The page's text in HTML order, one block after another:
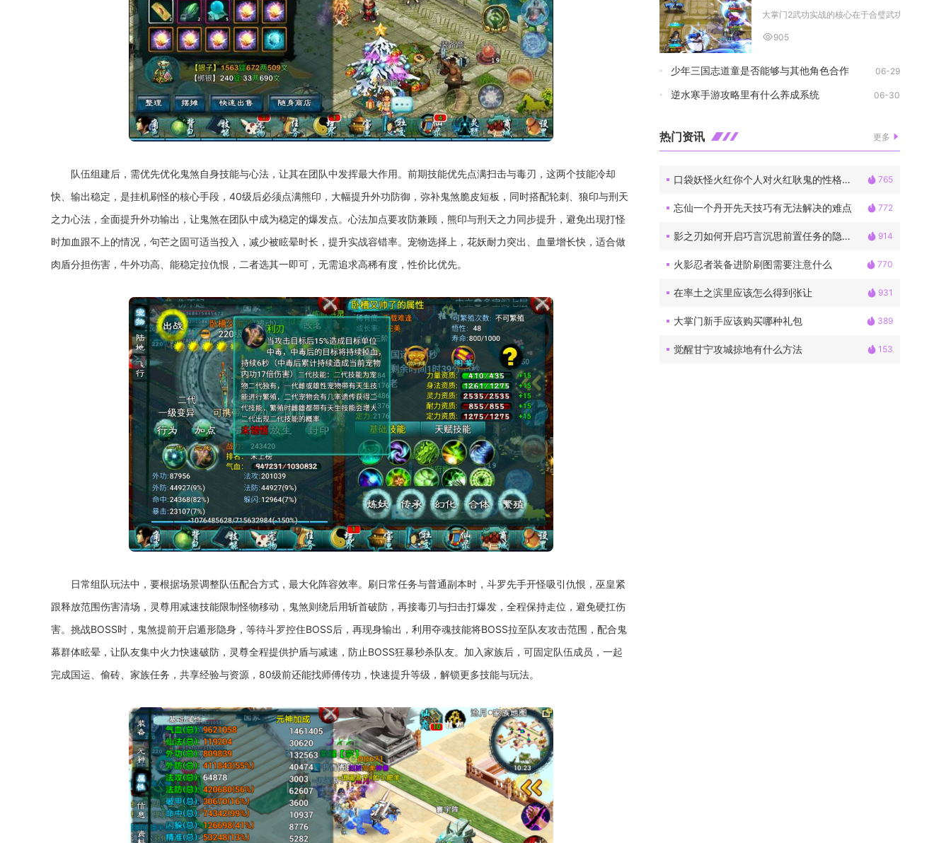
队伍组建后，需优先优化鬼煞自身技能与心法，让其在团队中发挥最大作用。前期技能优先点满扫击与毒刃，这两个技能冷却
快、输出稳定，是挂机刷怪的核心手段，40级后必须点满熊印，大幅提升外功防御，弥补鬼煞脆皮短板，同时搭配轮刺、狼印与刑天
之力心法，全面提升外功输出，让鬼煞在团队中成为稳定的爆发点。心法加点要攻防兼顾，熊印与刑天之力同步提升，避免出现打怪
时加血跟不上的情况，句芒之固可适当投入，减少被眩晕时长，提升实战容错率。宠物选择上，花妖耐力突出、血量增长快，适合做
肉盾分担伤害，牛外功高、能稳定拉仇恨，二者选其一即可，无需追求高稀有度，性价比优先。
日常组队玩法中，要根据场景调整队伍配合方式，最大化阵容效率。刷日常任务与普通副本时，斗罗先手开怪吸引仇恨，巫皇紧
跟释放范围伤害清场，灵尊用减速技能限制怪物移动，鬼煞则绕后用斩首破防，再接毒刃与扫击打爆发，全程保持走位，避免硬扛伤
害。挑战BOSS时，鬼煞提前开启遁形隐身，等待斗罗控住BOSS后，再现身输出，利用夺魂技能将BOSS拉至队友攻击范围，配合鬼
幕群体眩晕，让队友集中火力快速破防，灵尊全程提供护盾与减速，防止BOSS狂暴秒杀队友。加入家族后，可固定队伍成员，一起
完成国运、偷砖、家族任务，共享经验与资源，80级前还能找师傅传功，快速提升等级，解锁更多技能与玩法。
大掌门2武功实战的核心在于合璧武功触发、侠客
905
少年三国志道童是否能够与其他角色合作 06-29
逆水寒手游攻略里有什么养成系统 06-30
热门资讯 更多
口袋妖怪火红你个人对火红耿鬼的性格有何了解 765
忘仙一个丹开先天技巧有无法解决的难点 772
影之刃如何开启巧言沉思前置任务的隐藏成就 914
火影忍者装备进阶刷图需要注意什么 770
在率土之滨里应该怎么得到张让 931
大掌门新手应该购买哪种礼包 389
觉醒甘宁攻城掠地有什么方法 153